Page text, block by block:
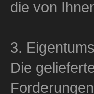
die von
3.
Die